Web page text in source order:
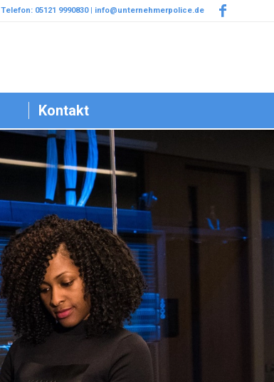
Telefon: 05121 9990830 | info@unternehmerpolice.de
Kontakt